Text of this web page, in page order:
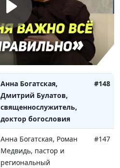
Виталий
Анна Богатская, Альбина
Звездина
Анна Богатская,
Дмитрий Булатов,
священнослужитель,
доктор богословия
#148
Анна Богатская, Роман
Медвидь, пастор и
региональный
#147